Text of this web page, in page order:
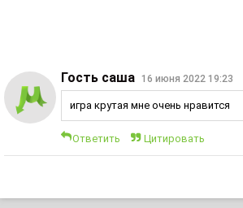
Гость саша 16 июня 2022 19:23
игра крутая мне очень нравится
Ответить Цитировать